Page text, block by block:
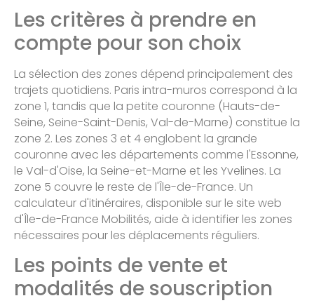
Les critères à prendre en
compte pour son choix
La sélection des zones dépend principalement des
trajets quotidiens. Paris intra-muros correspond à la
zone 1, tandis que la petite couronne (Hauts-de-
Seine, Seine-Saint-Denis, Val-de-Marne) constitue la
zone 2. Les zones 3 et 4 englobent la grande
couronne avec les départements comme l'Essonne,
le Val-d'Oise, la Seine-et-Marne et les Yvelines. La
zone 5 couvre le reste de l'Île-de-France. Un
calculateur d'itinéraires, disponible sur le site web
d'Île-de-France Mobilités, aide à identifier les zones
nécessaires pour les déplacements réguliers.
Les points de vente et
modalités de souscription